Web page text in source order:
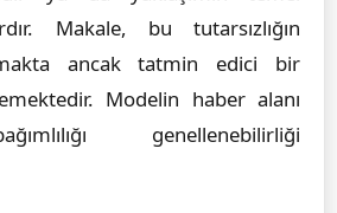
Makale, bu tutarsızlığın
ancak tatmin edici bir
Modelin haber alanı
genellenebilirliği